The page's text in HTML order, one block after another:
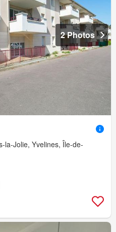
2 Photos
la-Jolie, Yvelines, Île-de-